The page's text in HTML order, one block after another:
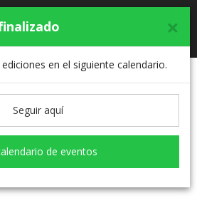
SOLIDARIA
EN ÁVILA
Toggle
×
en el siguiente calendario.
Seguir aquí
de eventos